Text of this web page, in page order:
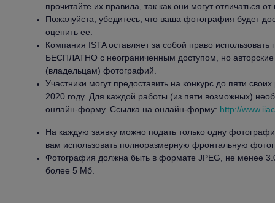
прочитайте их правила, так как они могут отличаться
Пожалуйста, убедитесь, что ваша фотография будет
оценить ее.
Компания ISTA оставляет за собой право
БЕСПЛАТНО с неограниченным доступом, но
(владельцам) фотографий.
Участники могут предоставить на конкурс до пяти
2020 году. Для каждой работы (из пяти возможных)
онлайн-форму. Ссылка на онлайн-форму: http://
На каждую заявку можно подать только одну
вам использовать полноразмерную фронтальную
Фотография должна быть в формате JPEG, не менее
более 5 Мб.